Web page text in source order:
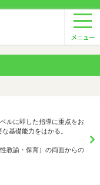
ルに即した指導に重点をお
な基礎能力をはかる。
教諭・保育）の両面からの